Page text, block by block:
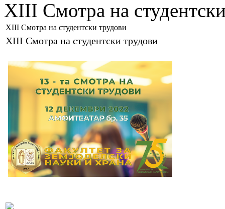
XIII Смотра на
XIII Смотра на студентски трудови
XIII Смотра на студентски трудови